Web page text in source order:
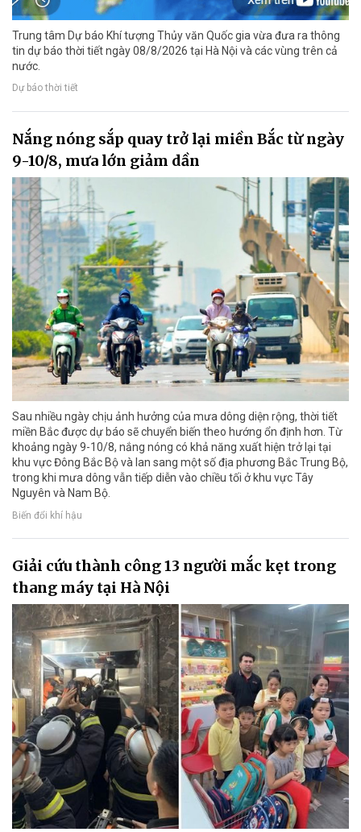
Trung tâm Dự báo Khí tượng Thủy văn Quốc gia vừa đưa ra thông
tin dự báo thời tiết ngày 08/8/2026 tại Hà Nội và các vùng trên cả
nước.
Dự báo thời tiết
Nắng nóng sắp quay trở lại miền Bắc từ ngày
9-10/8, mưa lớn giảm dần
Sau nhiều ngày chịu ảnh hưởng của mưa dông diện rộng, thời tiết
miền Bắc được dự báo sẽ chuyển biến theo hướng ổn định hơn. Từ
khoảng ngày 9-10/8, nắng nóng có khả năng xuất hiện trở lại tại
khu vực Đông Bắc Bộ và lan sang một số địa phương Bắc Trung Bộ,
trong khi mưa dông vẫn tiếp diễn vào chiều tối ở khu vực Tây
Nguyên và Nam Bộ.
Biến đổi khí hậu
Giải cứu thành công 13 người mắc kẹt trong
thang máy tại Hà Nội